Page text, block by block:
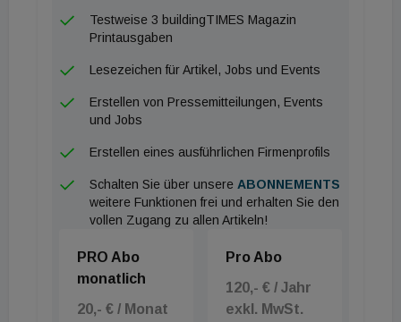
Abscheide- und Steuerungstechnik, Brennstoff,
Ziegel und Schamotte, Software für Smarthome
und zur Anlagensteuerung sowie verschiedene
Testweise 3 buildingTIMES Magazin
Printausgaben
Lesezeichen für Artikel, Jobs und Events
Erstellen von Pressemitteilungen, Events
und Jobs
Erstellen eines ausführlichen Firmenprofils
Schalten Sie über unsere ABONNEMENTS
weitere Funktionen frei und erhalten Sie den
vollen Zugang zu allen Artikeln!
PRO Abo
monatlich
20,- € / Monat
Pro Abo
120,- € / Jahr
exkl. MwSt.